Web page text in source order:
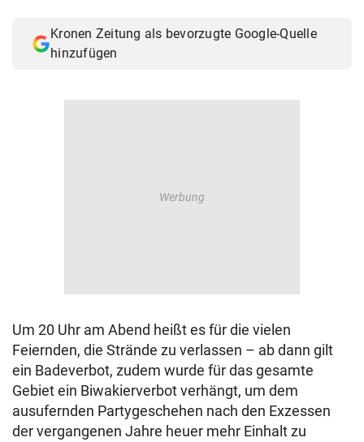
Kronen Zeitung als bevorzugte Google-Quelle
hinzufügen
Um 20 Uhr am Abend heißt es für die vielen
Feiernden, die Strände zu verlassen – ab dann gilt
ein Badeverbot, zudem wurde für das gesamte
Gebiet ein Biwakierverbot verhängt, um dem
ausufernden Partygeschehen nach den Exzessen
der vergangenen Jahre heuer mehr Einhalt zu